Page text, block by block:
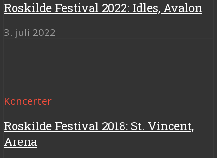
Roskilde Festival 2022: Idles, Avalon
3. juli 2022
Koncerter
Roskilde Festival 2018: St. Vincent,
Arena